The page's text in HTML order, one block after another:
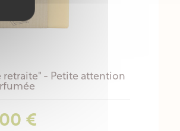
retraite" - Petite attention
€